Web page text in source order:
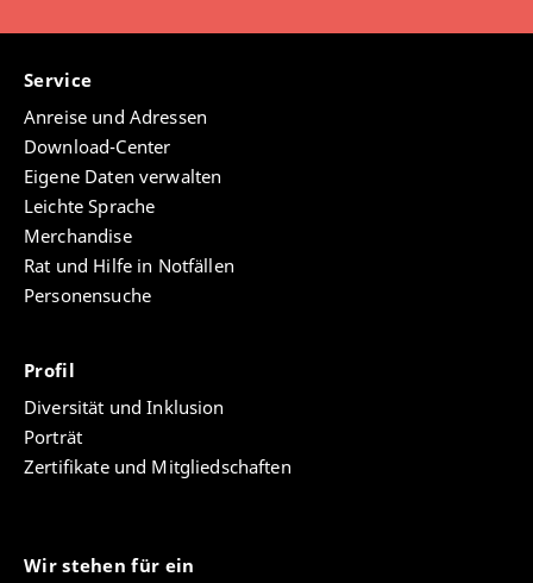
Service
Anreise und Adressen
Download-Center
Eigene Daten verwalten
Leichte Sprache
Merchandise
Rat und Hilfe in Notfällen
Personensuche
Profil
Diversität und Inklusion
Porträt
Zertifikate und Mitgliedschaften
Wir stehen für ein